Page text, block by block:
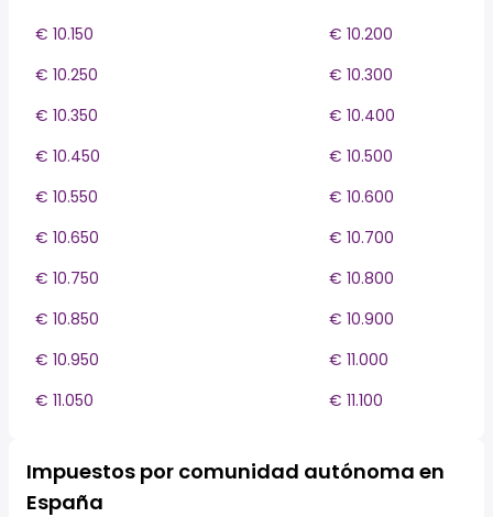
€ 10.150
€ 10.200
€ 10.250
€ 10.300
€ 10.350
€ 10.400
€ 10.450
€ 10.500
€ 10.550
€ 10.600
€ 10.650
€ 10.700
€ 10.750
€ 10.800
€ 10.850
€ 10.900
€ 10.950
€ 11.000
€ 11.050
€ 11.100
Impuestos por comunidad autónoma en
España